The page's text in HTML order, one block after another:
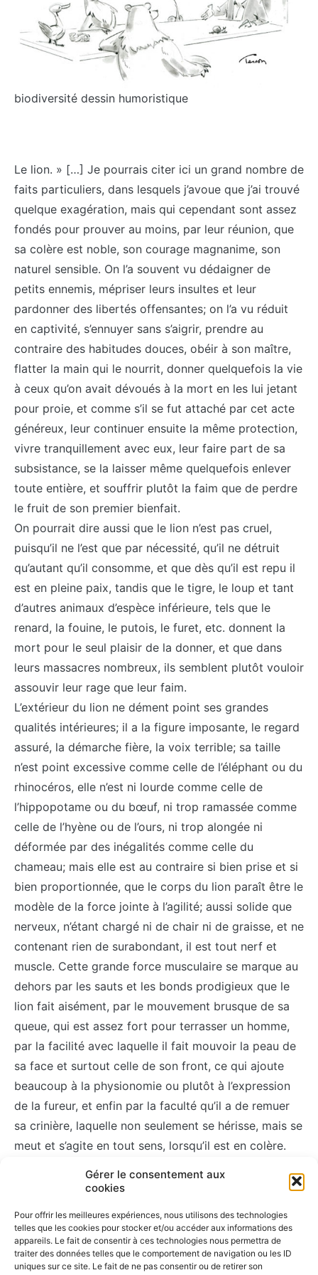
Gérer le consentement aux
cookies
Pour offrir les meilleures expériences, nous utilisons des technologies
telles que les cookies pour stocker et/ou accéder aux informations des
appareils. Le fait de consentir à ces technologies nous permettra de
traiter des données telles que le comportement de navigation ou les ID
uniques sur ce site. Le fait de ne pas consentir ou de retirer son
biodiversité dessin humoristique
Le lion. » […] Je pourrais citer ici un grand nombre de
faits particuliers, dans lesquels j’avoue que j’ai trouvé
quelque exagération, mais qui cependant sont assez
fondés pour prouver au moins, par leur réunion, que
sa colère est noble, son courage magnanime, son
naturel sensible. On l’a souvent vu dédaigner de
petits ennemis, mépriser leurs insultes et leur
pardonner des libertés offensantes; on l’a vu réduit
en captivité, s’ennuyer sans s’aigrir, prendre au
contraire des habitudes douces, obéir à son maître,
flatter la main qui le nourrit, donner quelquefois la vie
à ceux qu’on avait dévoués à la mort en les lui jetant
pour proie, et comme s’il se fut attaché par cet acte
généreux, leur continuer ensuite la même protection,
vivre tranquillement avec eux, leur faire part de sa
subsistance, se la laisser même quelquefois enlever
toute entière, et souffrir plutôt la faim que de perdre
le fruit de son premier bienfait.
On pourrait dire aussi que le lion n’est pas cruel,
puisqu’il ne l’est que par nécessité, qu’il ne détruit
qu’autant qu’il consomme, et que dès qu’il est repu il
est en pleine paix, tandis que le tigre, le loup et tant
d’autres animaux d’espèce inférieure, tels que le
renard, la fouine, le putois, le furet, etc. donnent la
mort pour le seul plaisir de la donner, et que dans
leurs massacres nombreux, ils semblent plutôt vouloir
assouvir leur rage que leur faim.
L’extérieur du lion ne dément point ses grandes
qualités intérieures; il a la figure imposante, le regard
assuré, la démarche fière, la voix terrible; sa taille
n’est point excessive comme celle de l’éléphant ou du
rhinocéros, elle n’est ni lourde comme celle de
l’hippopotame ou du bœuf, ni trop ramassée comme
celle de l’hyène ou de l’ours, ni trop alongée ni
déformée par des inégalités comme celle du
chameau; mais elle est au contraire si bien prise et si
bien proportionnée, que le corps du lion paraît être le
modèle de la force jointe à l’agilité; aussi solide que
nerveux, n’étant chargé ni de chair ni de graisse, et ne
contenant rien de surabondant, il est tout nerf et
muscle. Cette grande force musculaire se marque au
dehors par les sauts et les bonds prodigieux que le
lion fait aisément, par le mouvement brusque de sa
queue, qui est assez fort pour terrasser un homme,
par la facilité avec laquelle il fait mouvoir la peau de
sa face et surtout celle de son front, ce qui ajoute
beaucoup à la physionomie ou plutôt à l’expression
de la fureur, et enfin par la faculté qu’il a de remuer
sa crinière, laquelle non seulement se hérisse, mais se
meut et s’agite en tout sens, lorsqu’il est en colère.
connu sous le nom simple de
, ( 7 septembre